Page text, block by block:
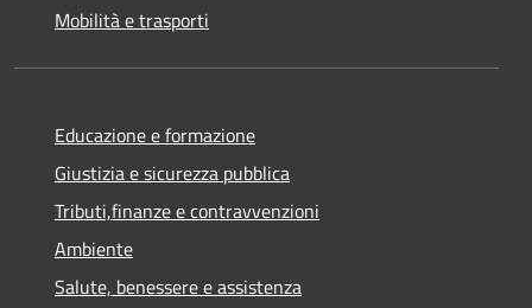
Mobilità e trasporti
Educazione e formazione
Giustizia e sicurezza pubblica
Tributi,finanze e contravvenzioni
Ambiente
Salute, benessere e assistenza